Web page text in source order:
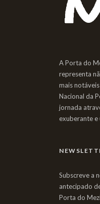
A Porta do
representa
mais
Nacional da
jornada
exuberante e
Subscreve a
antecipado
Porta do